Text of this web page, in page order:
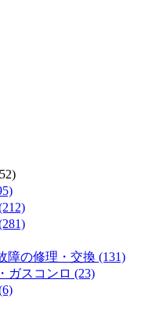
障の修理・交換 (131)
ガスコンロ (23)